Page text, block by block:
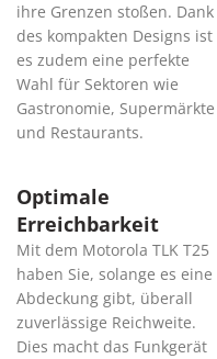
ihre Grenzen stoßen. Dank
des kompakten Designs ist
es zudem eine perfekte
Wahl für Sektoren wie
Gastronomie, Supermärkte
und Restaurants.
Optimale
Erreichbarkeit
Mit dem Motorola TLK T25
haben Sie, solange es eine
Abdeckung gibt, überall
zuverlässige Reichweite.
Dies macht das Funkgerät